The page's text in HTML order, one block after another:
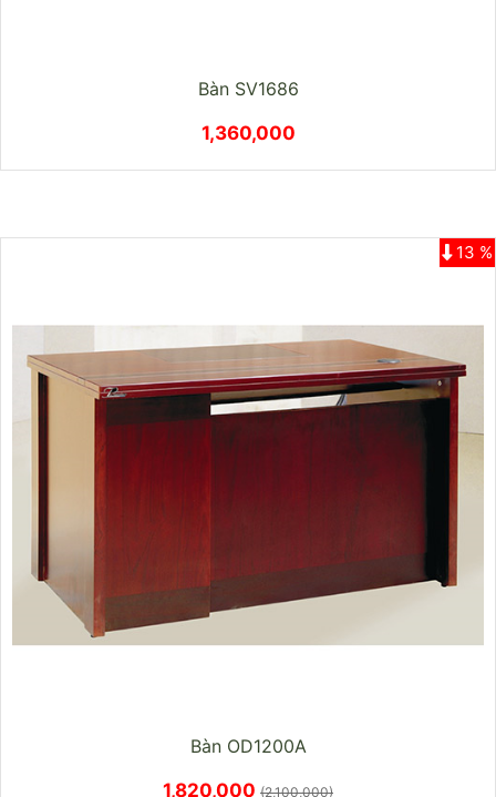
Bàn SV1686
1,360,000
Bàn OD1200A
13 %
1,820,000 (2,100,000)